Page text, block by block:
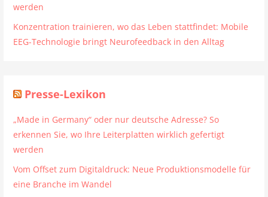
werden
Konzentration trainieren, wo das Leben stattfindet: Mobile
EEG-Technologie bringt Neurofeedback in den Alltag
Presse-Lexikon
„Made in Germany“ oder nur deutsche Adresse? So
erkennen Sie, wo Ihre Leiterplatten wirklich gefertigt
werden
Vom Offset zum Digitaldruck: Neue Produktionsmodelle für
eine Branche im Wandel